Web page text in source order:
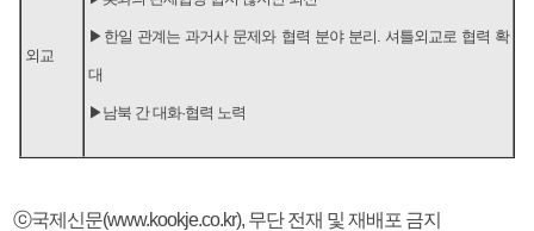
외교
▶한일 관계는 과거사 문제와 협력 분야 분리. 셔틀외교로 협력 확
대
▶남북 간 대화·협력 노력
ⓒ국제신문(www.kookje.co.kr), 무단 전재 및 재배포 금지